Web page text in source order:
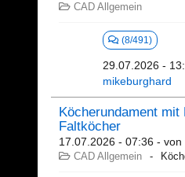
CAD Allgemein
(8/491)
29.07.2026 -
mikeburghard
Köcherundament mit
Faltköcher
17.07.2026 - 07:36 - von
CAD Allgemein